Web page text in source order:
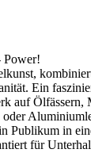
Power!
Ein
auf Ölfässern,
Publikum in
für